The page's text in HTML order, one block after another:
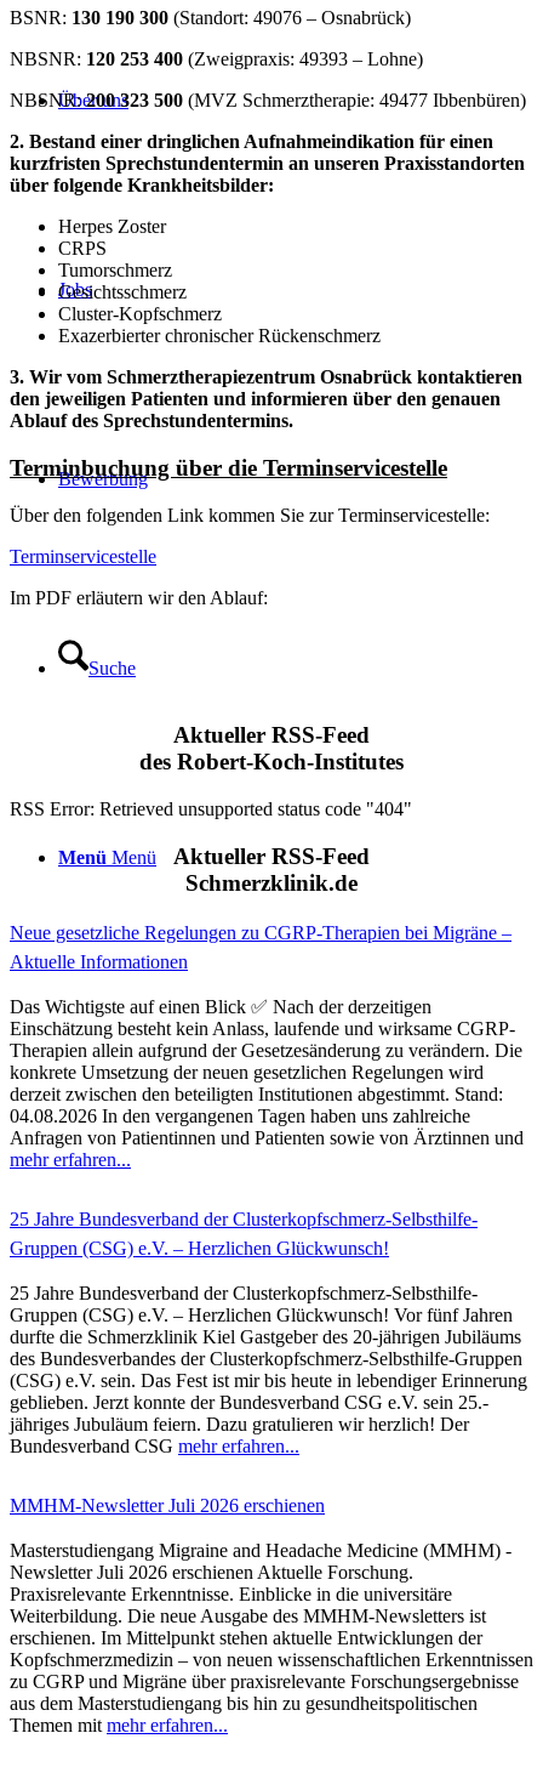
Über uns
Jobs
Bewerbung
Suche
Menü Menü
BSNR: 130 190 300 (Standort: 49076 – Osnabrück)
NBSNR: 120 253 400 (Zweigpraxis: 49393 – Lohne)
NBSNR:200 323 500 (MVZ Schmerztherapie: 49477 Ibbenbüren)
2. Bestand einer dringlichen Aufnahmeindikation für einen
kurzfristen Sprechstundentermin an unseren Praxisstandorten
über folgende Krankheitsbilder:
Herpes Zoster
CRPS
Tumorschmerz
Gesichtsschmerz
Cluster-Kopfschmerz
Exazerbierter chronischer Rückenschmerz
3. Wir vom Schmerztherapiezentrum Osnabrück kontaktieren
den jeweiligen Patienten und informieren über den genauen
Ablauf des Sprechstundentermins.
Terminbuchung über die Terminservicestelle
Über den folgenden Link kommen Sie zur Terminservicestelle:
Terminservicestelle
Im PDF erläutern wir den Ablauf:
Aktueller RSS-Feed
des Robert-Koch-Institutes
RSS Error: Retrieved unsupported status code "404"
Aktueller RSS-Feed
Schmerzklinik.de
Neue gesetzliche Regelungen zu CGRP-Therapien bei Migräne –
Aktuelle Informationen
Das Wichtigste auf einen Blick ✅ Nach der derzeitigen
Einschätzung besteht kein Anlass, laufende und wirksame CGRP-
Therapien allein aufgrund der Gesetzesänderung zu verändern. Die
konkrete Umsetzung der neuen gesetzlichen Regelungen wird
derzeit zwischen den beteiligten Institutionen abgestimmt. Stand:
04.08.2026 In den vergangenen Tagen haben uns zahlreiche
Anfragen von Patientinnen und Patienten sowie von Ärztinnen und
mehr erfahren...
25 Jahre Bundesverband der Clusterkopfschmerz-Selbsthilfe-
Gruppen (CSG) e.V. – Herzlichen Glückwunsch!
25 Jahre Bundesverband der Clusterkopfschmerz-Selbsthilfe-
Gruppen (CSG) e.V. – Herzlichen Glückwunsch! Vor fünf Jahren
durfte die Schmerzklinik Kiel Gastgeber des 20-jährigen Jubiläums
des Bundesverbandes der Clusterkopfschmerz-Selbsthilfe-Gruppen
(CSG) e.V. sein. Das Fest ist mir bis heute in lebendiger Erinnerung
geblieben. Jerzt konnte der Bundesverband CSG e.V. sein 25.-
jähriges Jubuläum feiern. Dazu gratulieren wir herzlich! Der
Bundesverband CSG mehr erfahren...
MMHM-Newsletter Juli 2026 erschienen
Masterstudiengang Migraine and Headache Medicine (MMHM) -
Newsletter Juli 2026 erschienen Aktuelle Forschung.
Praxisrelevante Erkenntnisse. Einblicke in die universitäre
Weiterbildung. Die neue Ausgabe des MMHM-Newsletters ist
erschienen. Im Mittelpunkt stehen aktuelle Entwicklungen der
Kopfschmerzmedizin – von neuen wissenschaftlichen Erkenntnissen
zu CGRP und Migräne über praxisrelevante Forschungsergebnisse
aus dem Masterstudiengang bis hin zu gesundheitspolitischen
Themen mit mehr erfahren...